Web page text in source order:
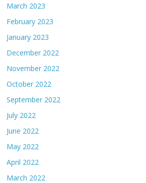
March 2023
February 2023
January 2023
December 2022
November 2022
October 2022
September 2022
July 2022
June 2022
May 2022
April 2022
March 2022